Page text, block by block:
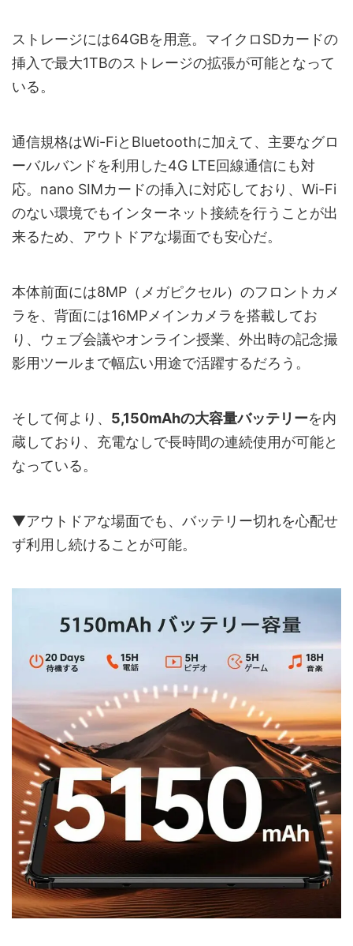
ストレージには64GBを用意。マイクロSDカードの
挿入で最大1TBのストレージの拡張が可能となって
いる。
通信規格はWi-FiとBluetoothに加えて、主要なグロ
ーバルバンドを利用した4G LTE回線通信にも対
応。nano SIMカードの挿入に対応しており、Wi-Fi
のない環境でもインターネット接続を行うことが出
来るため、アウトドアな場面でも安心だ。
本体前面には8MP（メガピクセル）のフロントカメ
ラを、背面には16MPメインカメラを搭載してお
り、ウェブ会議やオンライン授業、外出時の記念撮
影用ツールまで幅広い用途で活躍するだろう。
そして何より、 5,150mAhの大容量バッテリーを内
蔵しており、充電なしで長時間の連続使用が可能と
なっている。
▼アウトドアな場面でも、バッテリー切れを心配せ
ず利用し続けることが可能。